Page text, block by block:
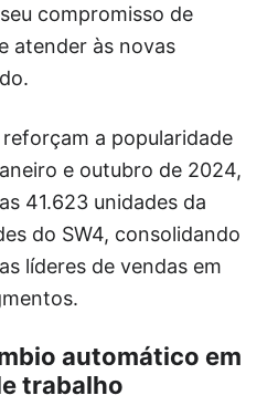
compromisso de
atender às novas
a popularidade
e outubro de 2024,
41.623 unidades da
do SW4, consolidando
líderes de vendas em
automático em
trabalho